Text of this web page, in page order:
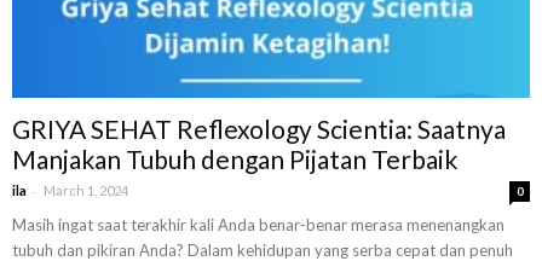
GRIYA SEHAT Reflexology Scientia: Saatnya
Manjakan Tubuh dengan Pijatan Terbaik
ila - March 1, 2024 0
Masih ingat saat terakhir kali Anda benar-benar merasa menenangkan
tubuh dan pikiran Anda? Dalam kehidupan yang serba cepat dan penuh